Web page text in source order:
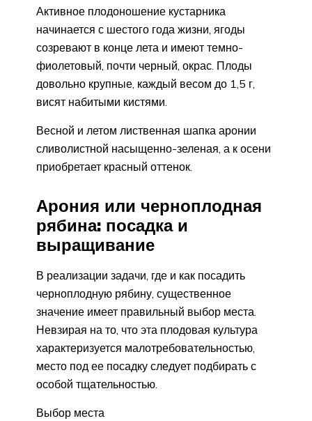
Активное плодоношение кустарника
начинается с шестого года жизни, ягоды
созревают в конце лета и имеют темно-
фиолетовый, почти черный, окрас. Плоды
довольно крупные, каждый весом до 1,5 г,
висят набитыми кистями.
Весной и летом лиственная шапка аронии
сливолистной насыщенно-зеленая, а к осени
приобретает красный оттенок.
Арония или черноплодная
рябина: посадка и
выращивание
В реализации задачи, где и как посадить
черноплодную рябину, существенное
значение имеет правильный выбор места.
Невзирая на то, что эта плодовая культура
характеризуется малотребовательностью,
место под ее посадку следует подбирать с
особой тщательностью.
Выбор места